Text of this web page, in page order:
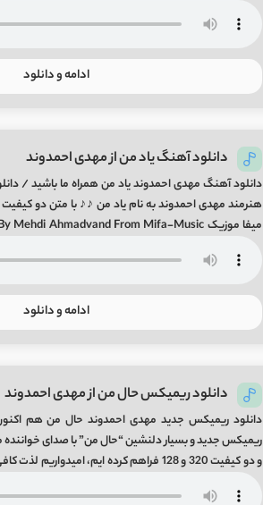
ادامه و دانلود
دانلود آهنگ یاد من از مهدی احمدوند
دانلود آهنگ مهدی احمدوند یاد من همراه ما باشید /
ادامه و دانلود
دانلود ریمیکس حال من از مهدی احمدوند
دانلود ریمیکس جدید مهدی احمدوند حال من هم
ریمیکس جدید و بسیار دلنشین “حال من” با صدای